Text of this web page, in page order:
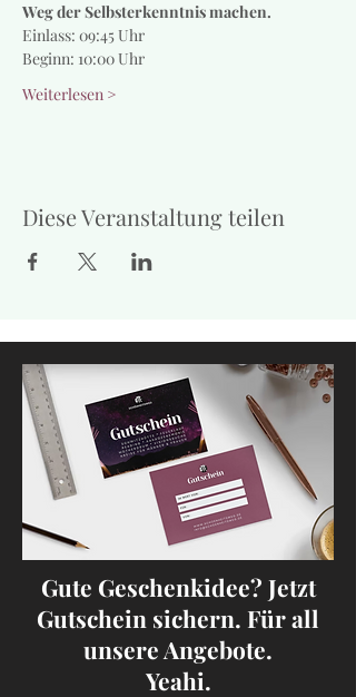
Weg der Selbsterkenntnis machen.
Einlass: 09:45 Uhr
Beginn: 10:00 Uhr
Weiterlesen >
Diese Veranstaltung teilen
Gute Geschenkidee? Jetzt
Gutschein sichern. Für all
unsere Angebote.
Yeahi.